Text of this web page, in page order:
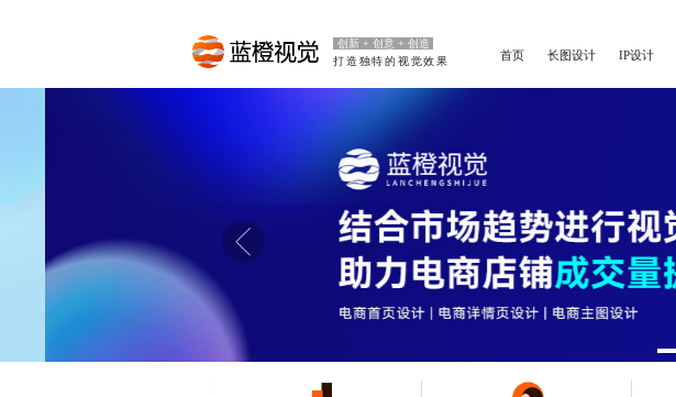
创新 + 创意 + 创造
打造独特的视觉效果
首页 长图设计 IP设计